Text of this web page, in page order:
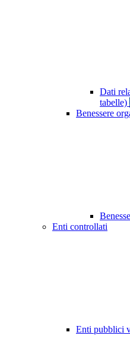
Dati
tabelle)
Benessere
Enti controllati
Enti pubblici